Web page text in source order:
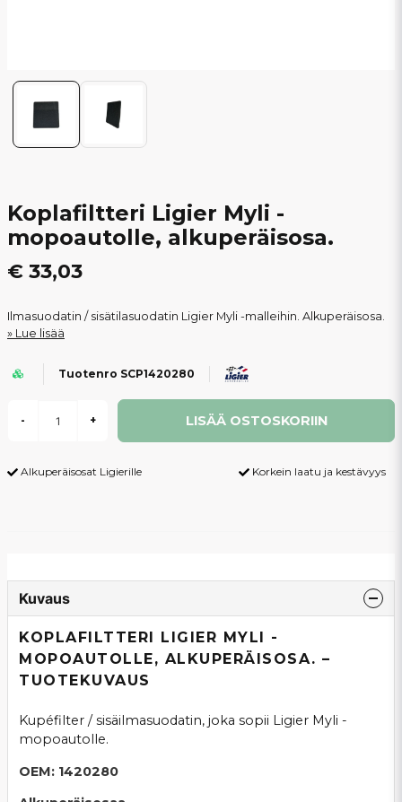
Koplafiltteri Ligier Myli -
mopoautolle, alkuperäisosa.
€ 33,03
Ilmasuodatin / sisätilasuodatin Ligier Myli -malleihin. Alkuperäisosa.
Lue lisää
Tuotenro SCP1420280
- + LISÄÄ OSTOSKORIIN
Alkuperäisosat Ligierille Korkein laatu ja kestävyys
Kuvaus
KOPLAFILTTERI LIGIER MYLI -
MOPOAUTOLLE, ALKUPERÄISOSA. –
TUOTEKUVAUS
Kupéfilter / sisäilmasuodatin, joka sopii Ligier Myli -
mopoautolle.
OEM: 1420280